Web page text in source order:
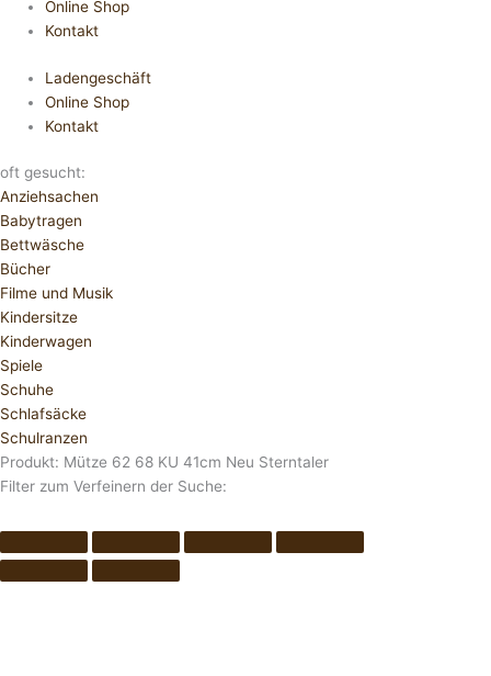
Online Shop
Kontakt
Ladengeschäft
Online Shop
Kontakt
oft gesucht:
Anziehsachen
Babytragen
Bettwäsche
Bücher
Filme und Musik
Kindersitze
Kinderwagen
Spiele
Schuhe
Schlafsäcke
Schulranzen
Produkt: Mütze 62 68 KU 41cm Neu Sterntaler
Filter zum Verfeinern der Suche: